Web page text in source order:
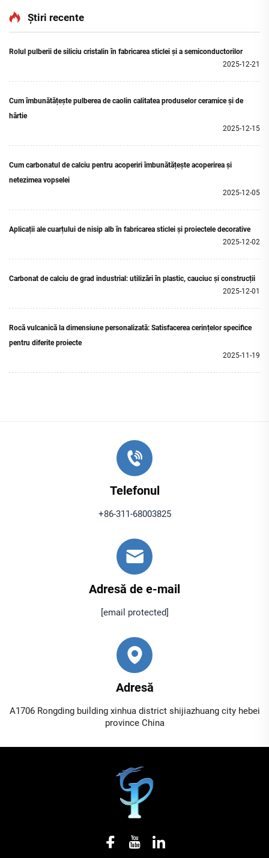
NegruȘtiri recente
Rolul pulberii de siliciu cristalin în fabricarea sticlei și a semiconductorilor
2025-12-21
Cum îmbunătățește pulberea de caolin calitatea produselor ceramice și de
hârtie
2025-12-15
Cum carbonatul de calciu pentru acoperiri îmbunătățește acoperirea și
netezimea vopselei
2025-12-05
Aplicații ale cuarțului de nisip alb în fabricarea sticlei și proiectele decorative
2025-12-02
Carbonat de calciu de grad industrial: utilizări în plastic, cauciuc și construcții
2025-12-01
Rocă vulcanică la dimensiune personalizată: Satisfacerea cerințelor specifice
pentru diferite proiecte
2025-11-19
Telefonul
+86-311-68003825
Adresă de e-mail
[email protected]
Adresă
A1706 Rongding building xinhua district shijiazhuang city hebei
province China